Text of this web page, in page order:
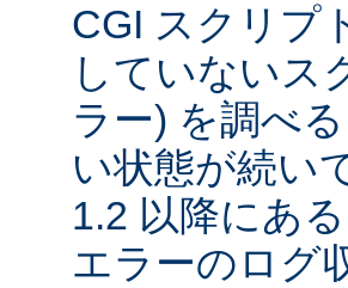
CGI スクリプ
していないス
ラー) を調べ
い状態が続い
1.2 以降にあ
エラーのログ